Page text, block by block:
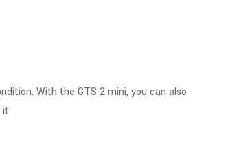
With the GTS 2 mini, you can also
it